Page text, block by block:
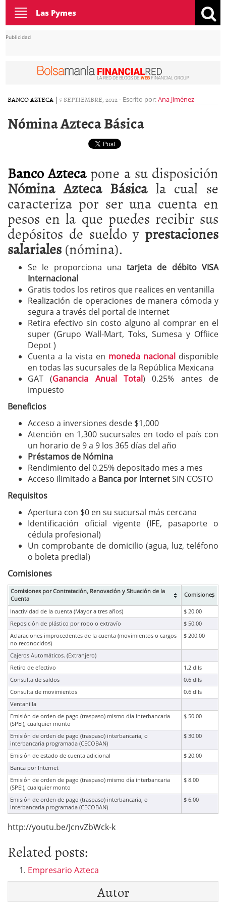
Toggle
navigation
Las Pymes
Publicidad
BANCO AZTECA | 5 SEPTIEMBRE, 2012- Escrito por:Ana Jiménez
Nómina Azteca Básica
Banco Aztecapone a su disposición
Nómina Azteca Básicala cual se
caracteriza por ser una cuenta en
pesos en la que puedes recibir sus
depósitos de sueldo y prestaciones
salariales(nómina).
Se le proporciona unatarjeta de débito VISA
Internacional
Gratis todos los retiros que realices en ventanilla
Realización de operaciones de manera cómoda y
segura a través del portal de Internet
Retira efectivo sin costo alguno al comprar en el
super (Grupo Wall-Mart, Toks, Sumesa y Offiice
Depot )
Cuenta a la vista en moneda nacional disponible
en todas las sucursales de la República Mexicana
GAT (Ganancia Anual Total) 0.25% antes de
impuesto
Beneficios
Acceso a inversiones desde $1,000
Atención en 1,300 sucursales en todo el país con
un horario de 9 a 9 los 365 días del año
Préstamos de Nómina
Rendimiento del 0.25% depositado mes a mes
Acceso ilimitado a Banca por InternetSIN COSTO
Requisitos
Apertura con $0 en su sucursal más cercana
Identificación oficial vigente (IFE, pasaporte o
cédula profesional)
Un comprobante de domicilio (agua, luz, teléfono
o boleta predial)
Comisiones
Comisiones por Contratación, Renovación y Situación de la
Cuenta
Comisiones
Inactividad de la cuenta (Mayor a tres años)
$ 20.00
Reposición de plástico por robo o extravío
$ 50.00
Aclaraciones improcedentes de la cuenta (movimientos o cargos
no reconocidos)
$ 200.00
Cajeros Automáticos. (Extranjero)
Retiro de efectivo
1.2 dlls
Consulta de saldos
0.6 dlls
Consulta de movimientos
0.6 dlls
Ventanilla
Emisión de orden de pago (traspaso) mismo día interbancaria
(SPEI), cualquier monto
$ 50.00
Emisión de orden de pago (traspaso) interbancaria, o
interbancaria programada (CECOBAN)
$ 30.00
Emisión de estado de cuenta adicional
$ 20.00
Banca por Internet
Emisión de orden de pago (traspaso) mismo día interbancaria
(SPEI), cualquier monto
$ 8.00
Emisión de orden de pago (traspaso) interbancaria, o
interbancaria programada (CECOBAN)
$ 6.00
http://youtu.be/JcnvZbWck-k
Related posts:
Empresario Azteca
Autor